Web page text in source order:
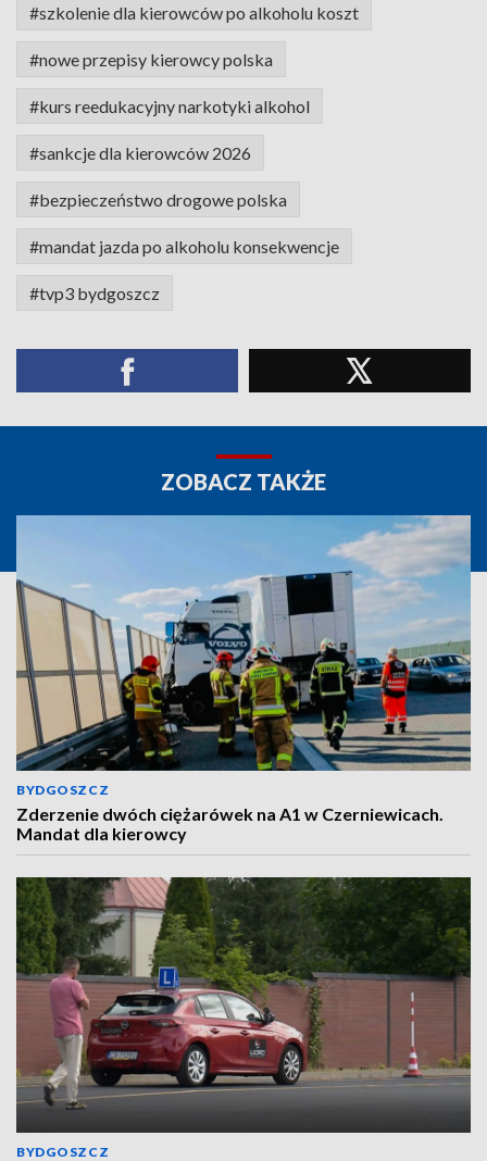
#szkolenie dla kierowców po alkoholu koszt
#nowe przepisy kierowcy polska
#kurs reedukacyjny narkotyki alkohol
#sankcje dla kierowców 2026
#bezpieczeństwo drogowe polska
#mandat jazda po alkoholu konsekwencje
#tvp3 bydgoszcz
ZOBACZ TAKŻE
BYDGOSZCZ
Zderzenie dwóch ciężarówek na A1 w Czerniewicach.
Mandat dla kierowcy
BYDGOSZCZ